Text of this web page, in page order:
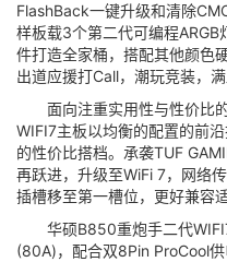
FlashBack一键升级和清除
样板载3个第二代可编程ARGB
件打造全家桶，搭配其他颜色
出道应援打Call，潮玩竞装，满
面向注重实用性与性价比
WIFI7主板以均衡的配置的前
的性价比搭档。承袭TUF
再跃进，升级至WiFi 7，网络
插槽移至第一槽位，更好兼容
华硕B850重炮手二代
(80A)，配合双8Pin ProCool